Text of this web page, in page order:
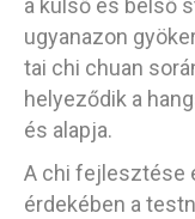
a külső és belső
ugyanazon
tai chi chuan
helyeződik a
és alapja.
A chi fejlesztése
érdekében a